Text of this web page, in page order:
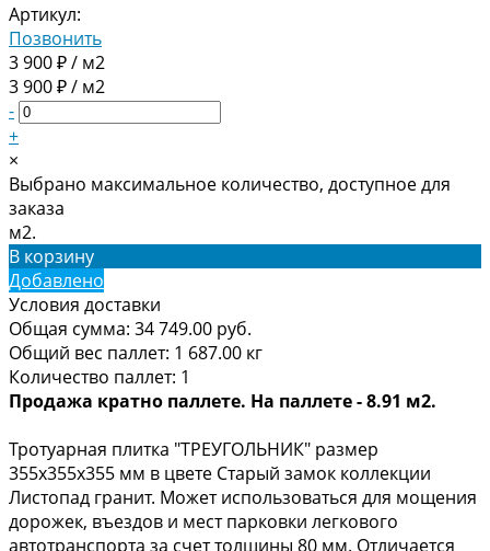
Артикул:
Позвонить
3 900 ₽ / м2
3 900 ₽ / м2
-
+
×
Выбрано максимальное количество, доступное для
заказа
м2.
В корзину
Добавлено
Условия доставки
Общая сумма: 34 749.00 руб.
Общий вес паллет: 1 687.00 кг
Количество паллет: 1
Продажа кратно паллете. На паллете - 8.91 м2.
Тротуарная плитка "ТРЕУГОЛЬНИК" размер
355х355х355 мм в цвете Старый замок коллекции
Листопад гранит. Может использоваться для мощения
дорожек, въездов и мест парковки легкового
автотранспорта за счет толщины 80 мм. Отличается